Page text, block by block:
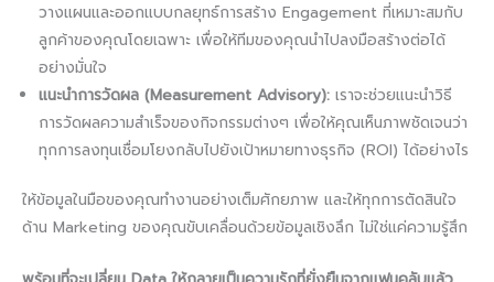
วางแผนและออกแบบกลยุทธ์การสร้าง Engagement ที่เหมาะสมกับ
ลูกค้าของคุณโดยเฉพาะ เพื่อให้ทีมของคุณนำไปลงมือสร้างต่อได้
อย่างมั่นใจ
แนะนำการวัดผล (Measurement Advisory): เราจะช่วยแนะนำวิธี
การวัดผลความสำเร็จของกิจกรรมต่างๆ เพื่อให้คุณเห็นภาพชัดเจนว่า
ทุกการลงทุนเชื่อมโยงกลับไปยังเป้าหมายทางธุรกิจ (ROI) ได้อย่างไร
ให้ข้อมูลในมือของคุณทำงานอย่างเต็มศักยภาพ และให้ทุกการตัดสินใจ
ด้าน Marketing ของคุณขับเคลื่อนด้วยข้อมูลเชิงลึก ไม่ใช่แค่ความรู้สึก